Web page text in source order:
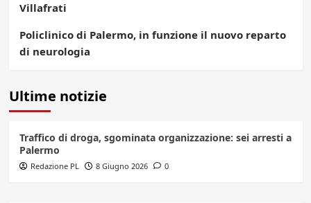
Villafrati
Policlinico di Palermo, in funzione il nuovo reparto
di neurologia
Ultime notizie
Traffico di droga, sgominata organizzazione: sei arresti a
Palermo
Redazione PL 8 Giugno 2026 0